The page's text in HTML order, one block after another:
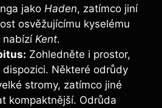
jako Haden, zatímco jiní
osvěžujícímu kyselému
nabízí Kent.
Zohledněte i prostor,
dispozici. Některé odrůdy
stromy, zatímco jiné
kompaktnější. Odrůda